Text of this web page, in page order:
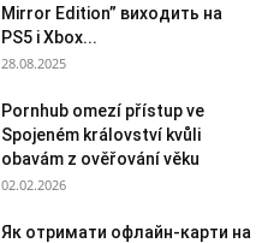
Mirror Edition” виходить на
PS5 і Xbox...
28.08.2025
Pornhub omezí přístup ve
Spojeném království kvůli
obavám z ověřování věku
02.02.2026
Як отримати офлайн-карти на